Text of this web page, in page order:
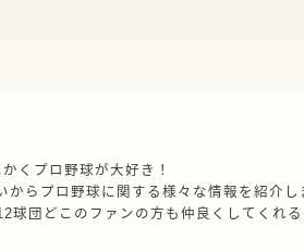
くプロ野球が大好き！
らプロ野球に関する様々な情報を紹介し
団どこのファンの方も仲良くしてくれる